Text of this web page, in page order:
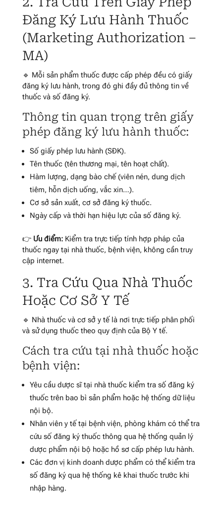
Đăng Ký Lưu Hành Thuốc
(Marketing Authorization –
MA)
🔹 Mỗi sản phẩm thuốc được cấp phép đều có giấy
đăng ký lưu hành, trong đó ghi đầy đủ thông tin về
thuốc và số đăng ký.
Thông tin quan trọng trên giấy
phép đăng ký lưu hành thuốc:
Số giấy phép lưu hành (SĐK).
Tên thuốc (tên thương mại, tên hoạt chất).
Hàm lượng, dạng bào chế (viên nén, dung dịch
tiêm, hỗn dịch uống, vắc xin…).
Cơ sở sản xuất, cơ sở đăng ký thuốc.
Ngày cấp và thời hạn hiệu lực của số đăng ký.
👉 Ưu điểm:Kiểm tra trực tiếp tính hợp pháp của
thuốc ngay tại nhà thuốc, bệnh viện, không cần truy
cập internet.
3. Tra Cứu Qua Nhà Thuốc
Hoặc Cơ Sở Y Tế
🔹 Nhà thuốc và cơ sở y tế là nơi trực tiếp phân phối
và sử dụng thuốc theo quy định của Bộ Y tế.
Cách tra cứu tại nhà thuốc hoặc
bệnh viện:
Yêu cầu dược sĩ tại nhà thuốc kiểm tra số đăng ký
thuốc trên bao bì sản phẩm hoặc hệ thống dữ liệu
nội bộ.
Nhân viên y tế tại bệnh viện, phòng khám có thể tra
cứu số đăng ký thuốc thông qua hệ thống quản lý
dược phẩm nội bộ hoặc hồ sơ cấp phép lưu hành.
Các đơn vị kinh doanh dược phẩm có thể kiểm tra
số đăng ký qua hệ thống kê khai thuốc trước khi
nhập hàng.